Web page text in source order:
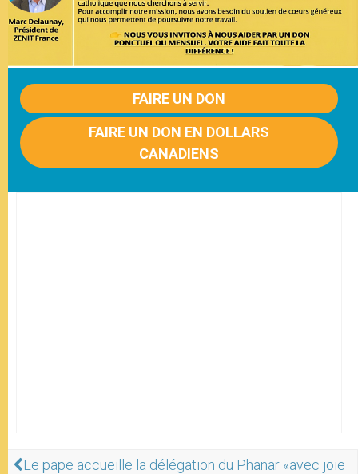
FAIRE UN DON
FAIRE UN DON EN DOLLARS
CANADIENS
Le pape accueille la délégation du Phanar «avec joie